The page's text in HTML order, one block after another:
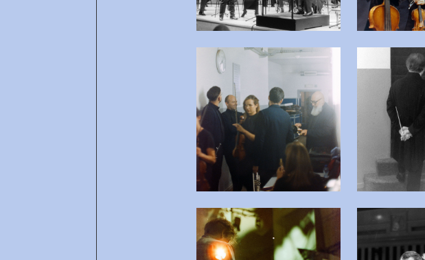
Open afbeelding in popup
Open afbeelding in popup